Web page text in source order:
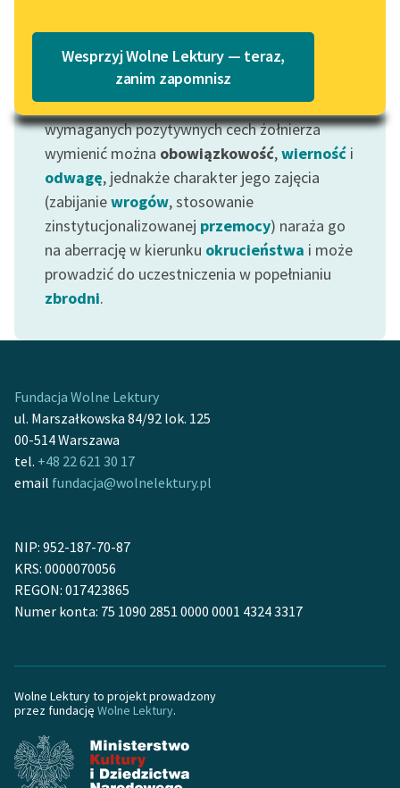
Lektury szkolne i klasyka
literatury do słuchania dla
uczennic i uczniów z
niepełnosprawnościami
E-kolekcja lektur
szkolnych i literatury do
słuchania dla uczennic i
uczniów z
niepełnosprawnościami
Feministyczne inspiracje.
skandynawskiej literatury
Ręce pełne poezji
Kolekcje edukacyjne
twórców przechodzących
do domeny publicznej,
Odkurzamy bohaterów
Szkoła Poezji Wolnych
Lektur
Katalog w formacie PDF
Kontakt
Zespół
Wesprzyj Wolne Lektury — teraz,
zanim zapomnisz
przywódców) aktoramiwojen. Funkcja wiąże
żołnierza ściśle z ideąpaństwa— ma za
zadanie bronić jego terytorium lub zdobywać
nowe, poszerzając granice kraju. Wśród
wymaganych pozytywnych cech żołnierza
wymienić można obowiązkowość,wierność i
odwagę, jednakże charakter jego zajęcia
(zabijaniewrogów, stosowanie
zinstytucjonalizowanej przemocy) naraża go
na aberrację w kierunku okrucieństwa i może
prowadzić do uczestniczenia w popełnianiu
zbrodni.
Fundacja Wolne Lektury
ul. Marszałkowska 84/92 lok. 125
00-514 Warszawa
tel. +48 22 621 30 17
email fundacja@wolnelektury.pl
NIP: 952-187-70-87
KRS: 0000070056
REGON: 017423865
Numer konta: 75 1090 2851 0000 0001 4324 3317
Wolne Lektury to projekt prowadzony
przez fundację Wolne Lektury.